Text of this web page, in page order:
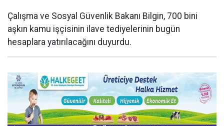
Çalışma ve Sosyal Güvenlik Bakanı Bilgin, 700 bini
aşkın kamu işçisinin ilave tediyelerinin bugün
hesaplara yatırılacağını duyurdu.